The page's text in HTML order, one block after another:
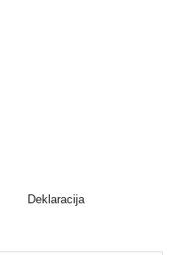
Deklaracija